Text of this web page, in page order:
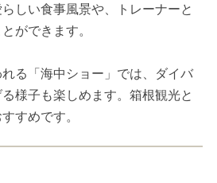
しい食事風景や、トレーナーと
ができます。
る「海中ショー」では、ダイバ
様子も楽しめます。箱根観光と
すめです。